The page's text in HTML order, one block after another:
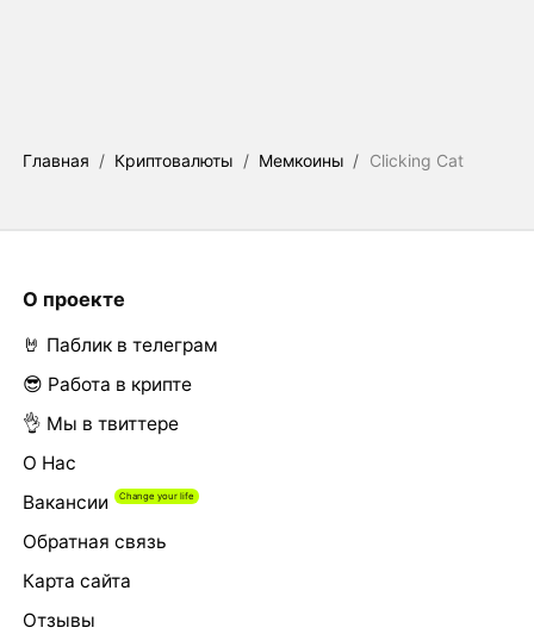
Главная / Криптовалюты / Мемкоины / Clicking Cat
О проекте
🤘 Паблик в телеграм
😎 Работа в крипте
👌 Мы в твиттере
О Нас
Вакансии
Обратная связь
Карта сайта
Отзывы